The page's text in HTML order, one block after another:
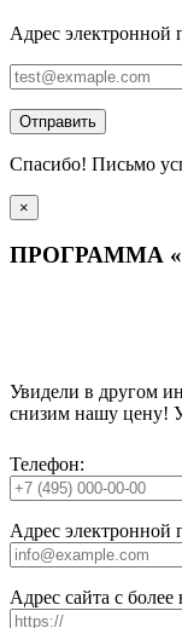
Адрес электронной
Отправить
Спасибо! Письмо
×
ПРОГРАММА
Увидели в другом
снизим нашу цену!
Телефон:
Адрес электронной
Адрес сайта с